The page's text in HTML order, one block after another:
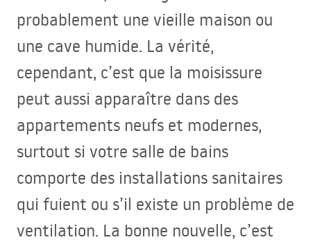
probablement une vieille maison ou
une cave humide. La vérité,
cependant, c’est que la moisissure
peut aussi apparaître dans des
appartements neufs et modernes,
surtout si votre salle de bains
comporte des installations sanitaires
qui fuient ou s’il existe un problème de
ventilation. La bonne nouvelle, c’est